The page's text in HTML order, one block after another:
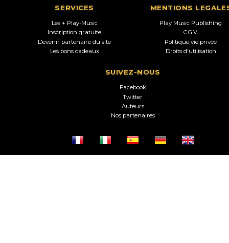
SERVICES
Les + Play-Music
Inscription gratuite
Devenir partenaire du site
Les bons cadeaux
MENTIONS
Play Music Publishing
C.G.V.
Politique vie privée
Droits d'utilisation
SUIVEZ-NOUS
Facebook
Twitter
Auteurs
Nos partenaires